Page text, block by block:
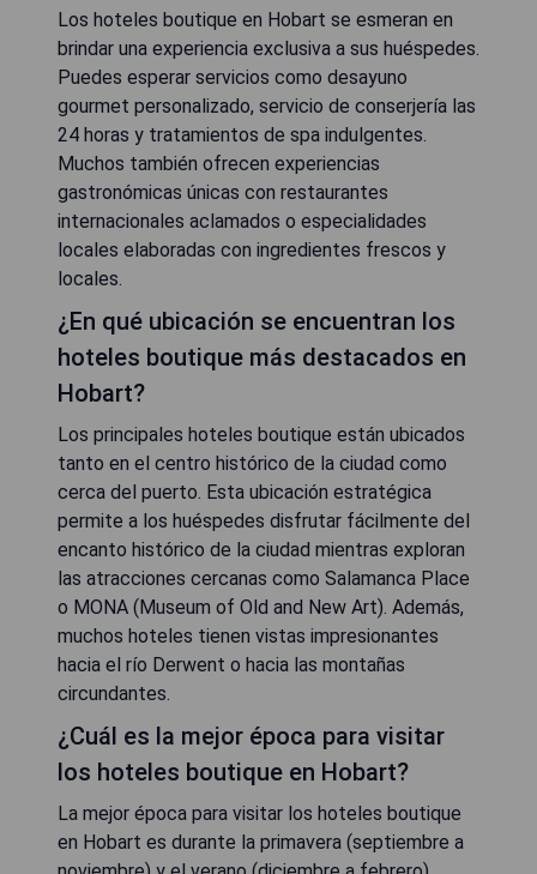
Los hoteles boutique en Hobart se esmeran en
brindar una experiencia exclusiva a sus huéspedes.
Puedes esperar servicios como desayuno
gourmet personalizado, servicio de conserjería las
24 horas y tratamientos de spa indulgentes.
Muchos también ofrecen experiencias
gastronómicas únicas con restaurantes
internacionales aclamados o especialidades
locales elaboradas con ingredientes frescos y
locales.
¿En qué ubicación se encuentran los
hoteles boutique más destacados en
Hobart?
Los principales hoteles boutique están ubicados
tanto en el centro histórico de la ciudad como
cerca del puerto. Esta ubicación estratégica
permite a los huéspedes disfrutar fácilmente del
encanto histórico de la ciudad mientras exploran
las atracciones cercanas como Salamanca Place
o MONA (Museum of Old and New Art). Además,
muchos hoteles tienen vistas impresionantes
hacia el río Derwent o hacia las montañas
circundantes.
¿Cuál es la mejor época para visitar
los hoteles boutique en Hobart?
La mejor época para visitar los hoteles boutique
en Hobart es durante la primavera (septiembre a